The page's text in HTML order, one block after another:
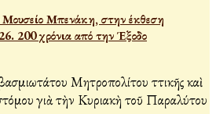
Μπενάκη, στην έκθεση
χρόνια από την Έξοδο